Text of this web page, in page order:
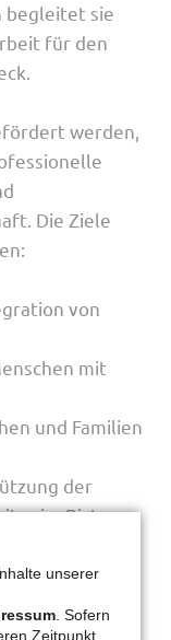
begleitet sie
für den
werden,
Die Ziele
von
mit
und Familien
der
im Bistum
sammelt
soziale
unserer
. Sofern
Zeitpunkt